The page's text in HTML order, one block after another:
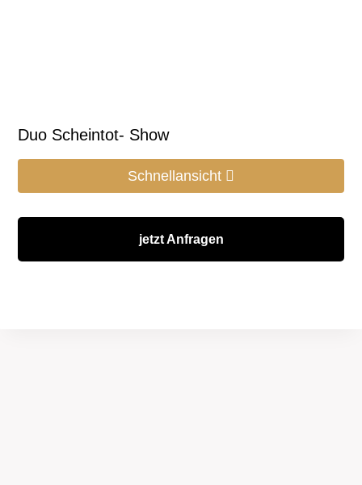
Duo Scheintot- Show
Schnellansicht
jetzt Anfragen